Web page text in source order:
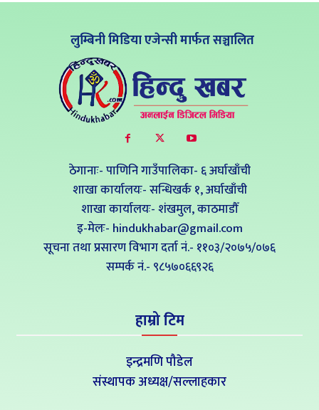
लुम्बिनी मिडिया एजेन्सी मार्फत सञ्चालित
ठेगानाः- पाणिनि गाउँपालिका- ६ अर्घाखाँची
शाखा कार्यालयः- सन्धिखर्क १, अर्घाखाँची
शाखा कार्यालयः- शंखमुल, काठमाडौँ
इ-मेलः- hindukhabar@gmail.com
सूचना तथा प्रसारण विभाग दर्ता नं.- ११०३/२०७५/०७६
सम्पर्क नं‍.- ९८५७०६६९२६
हाम्रो टिम
इन्द्रमणि पौडेल
संस्थापक अध्यक्ष/सल्लाहकार